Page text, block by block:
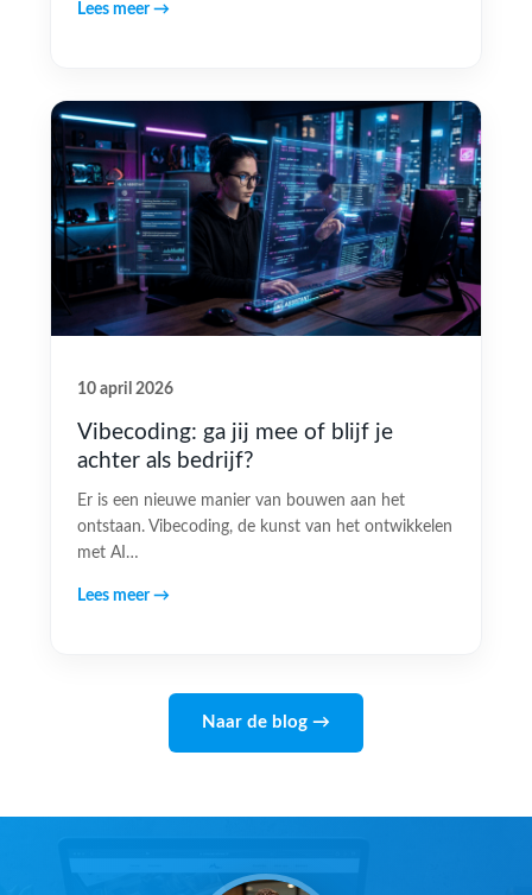
Lees meer →
10 april 2026
Vibecoding: ga jij mee of blijf je
achter als bedrijf?
Er is een nieuwe manier van bouwen aan het
ontstaan. Vibecoding, de kunst van het ontwikkelen
met AI…
Lees meer →
Naar de blog →